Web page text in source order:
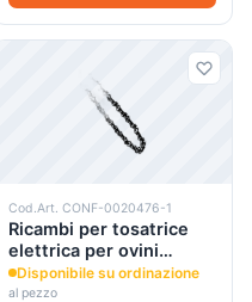
Cod.Art. CONF-0020476-1
Ricambi per tosatrice
elettrica per ovini
aesculap gt494
Disponibile su ordinazione
al pezzo